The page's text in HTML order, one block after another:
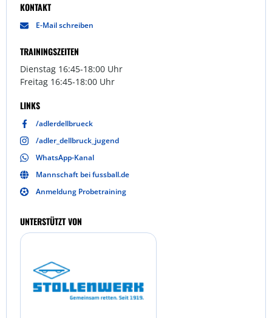
KONTAKT
E-Mail schreiben
TRAININGSZEITEN
Dienstag 16:45-18:00 Uhr
Freitag 16:45-18:00 Uhr
LINKS
/adlerdellbrueck
/adler_dellbruck_jugend
WhatsApp-Kanal
Mannschaft bei fussball.de
Anmeldung Probetraining
UNTERSTÜTZT VON